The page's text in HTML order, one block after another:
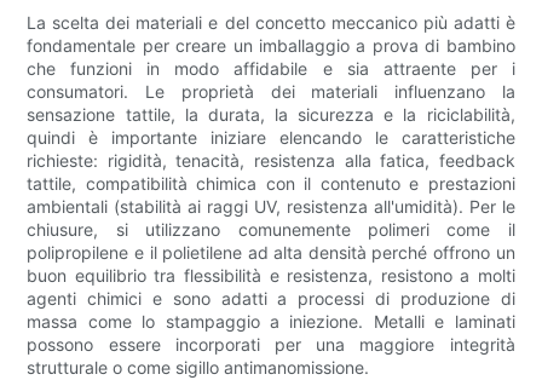
La scelta dei materiali e del concetto meccanico più adatti è
fondamentale per creare un imballaggio a prova di bambino
che funzioni in modo affidabile e sia attraente per i
consumatori. Le proprietà dei materiali influenzano la
sensazione tattile, la durata, la sicurezza e la riciclabilità,
quindi è importante iniziare elencando le caratteristiche
richieste: rigidità, tenacità, resistenza alla fatica, feedback
tattile, compatibilità chimica con il contenuto e prestazioni
ambientali (stabilità ai raggi UV, resistenza all'umidità). Per le
chiusure, si utilizzano comunemente polimeri come il
polipropilene e il polietilene ad alta densità perché offrono un
buon equilibrio tra flessibilità e resistenza, resistono a molti
agenti chimici e sono adatti a processi di produzione di
massa come lo stampaggio a iniezione. Metalli e laminati
possono essere incorporati per una maggiore integrità
strutturale o come sigillo antimanomissione.